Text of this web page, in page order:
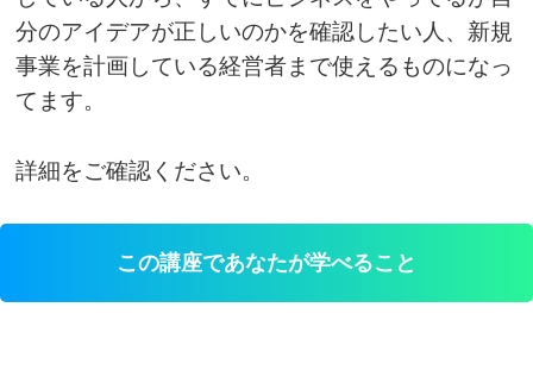
分のアイデアが正しいのかを確認したい人、新規
事業を計画している経営者まで使えるものになっ
てます。
詳細をご確認ください。
この講座であなたが学べること